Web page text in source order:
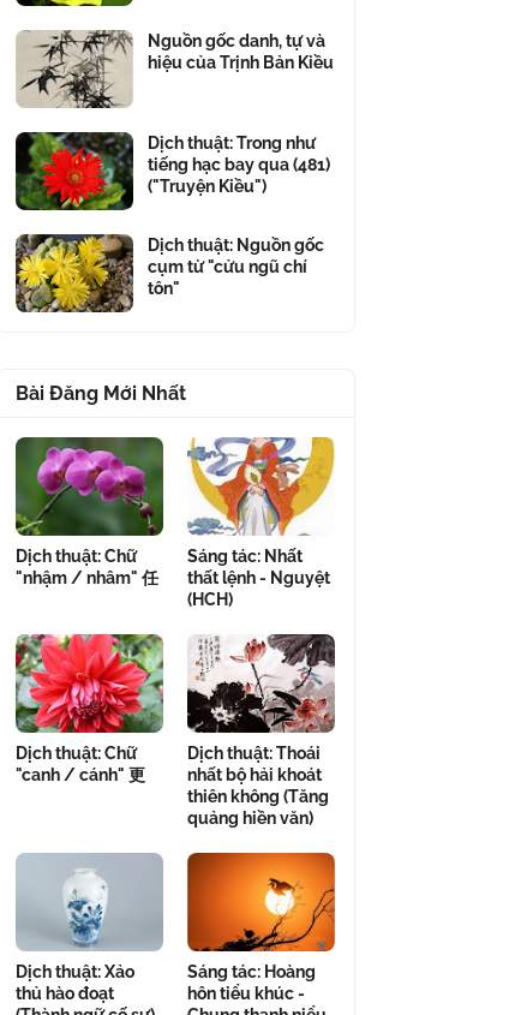
Nguồn gốc danh, tự và
hiệu của Trịnh Bản Kiều
Dịch thuật: Trong như
tiếng hạc bay qua (481)
("Truyện Kiều")
Dịch thuật: Nguồn gốc
cụm từ "cửu ngũ chí
tôn"
Bài Đăng Mới Nhất
Dịch thuật: Chữ
"nhậm / nhâm" 任
Sáng tác: Nhất
thất lệnh - Nguyệt
(HCH)
Dịch thuật: Chữ
"canh / cánh" 更
Dịch thuật: Thoái
nhất bộ hải khoát
thiên không (Tăng
quảng hiền văn)
Dịch thuật: Xảo
thủ hào đoạt
Sáng tác: Hoàng
hôn tiểu khúc -